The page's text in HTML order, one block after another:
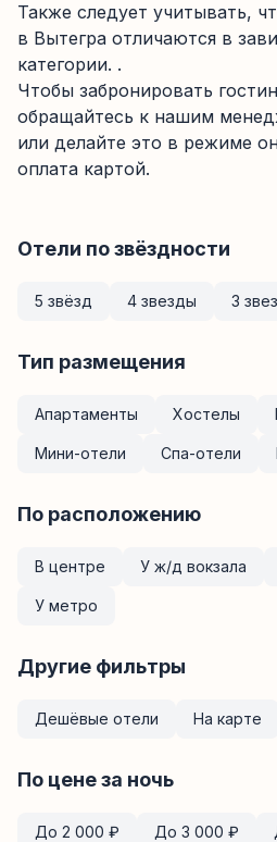
Также следует учитывать,
в Вытегра отличаются в
категории. .
Чтобы забронировать
обращайтесь к нашим
или делайте это в режиме
оплата картой.
Отели по звёздности
5 звёзд 4 звезды 3
Тип размещения
Апартаменты Хостелы
Мини-отели Спа-отели
По расположению
В центре У ж/д вокзала
У метро
Другие фильтры
Дешёвые отели На карте
По цене за ночь
До 2 000 ₽ До 3 000 ₽